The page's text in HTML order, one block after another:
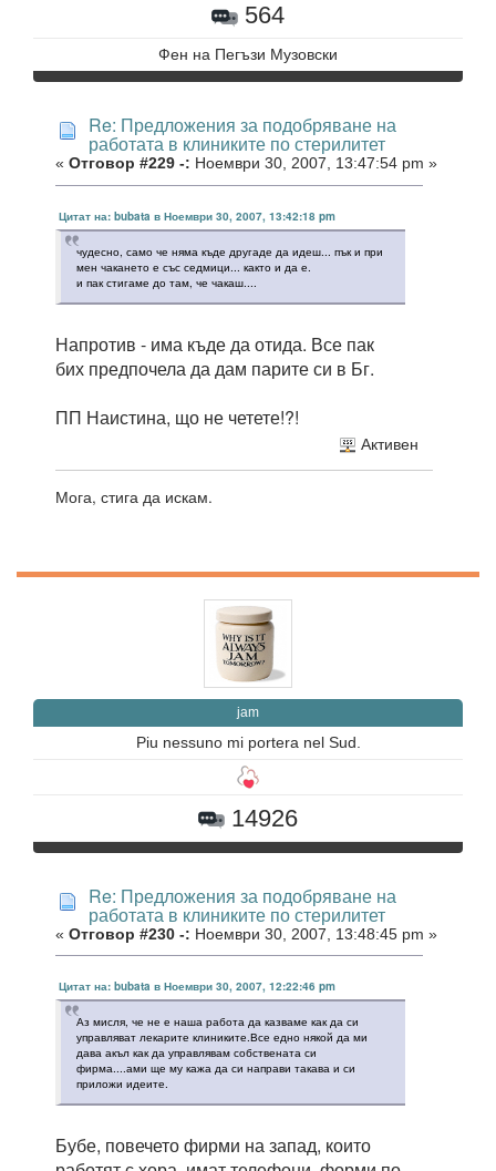
564
Фен на Пегъзи Музовски
Re: Предложения за подобряване на
работата в клиниките по стерилитет
« Отговор #229 -: Ноември 30, 2007, 13:47:54 pm »
Цитат на: bubata в Ноември 30, 2007, 13:42:18 pm
чудесно, само че няма къде другаде да идеш... пък и при
мен чакането е със седмици... както и да е.
и пак стигаме до там, че чакаш....
Напротив - има къде да отида. Все пак
бих предпочела да дам парите си в Бг.
ПП Наистина, що не четете!?!
Активен
Мога, стига да искам.
jam
Piu nessuno mi portera nel Sud.
14926
Re: Предложения за подобряване на
работата в клиниките по стерилитет
« Отговор #230 -: Ноември 30, 2007, 13:48:45 pm »
Цитат на: bubata в Ноември 30, 2007, 12:22:46 pm
Аз мисля, че не е наша работа да казваме как да си
управляват лекарите клиниките.Все едно някой да ми
дава акъл как да управлявам собствената си
фирма....ами ще му кажа да си направи такава и си
приложи идеите.
Бубе, повечето фирми на запад, които